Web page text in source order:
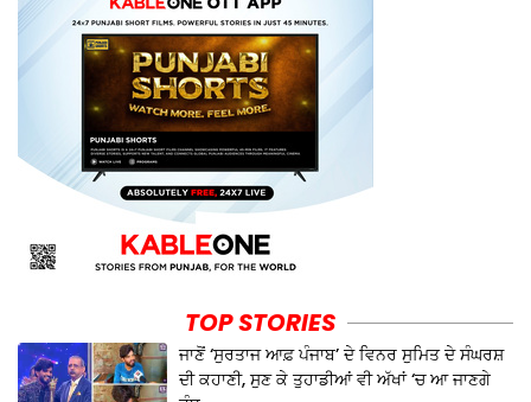
TOP STORIES
ਜਾਣੋਂ ‘ਸੁਰਤਾਜ ਆਫ਼ ਪੰਜਾਬ’ ਦੇ ਵਿਨਰ ਸੁਮਿਤ ਦੇ ਸੰਘਰਸ਼
ਦੀ ਕਹਾਣੀ, ਸੁਣ ਕੇ ਤੁਹਾਡੀਆਂ ਵੀ ਅੱਖਾਂ ‘ਚ ਆ ਜਾਣਗੇ